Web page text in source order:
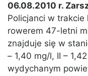
06.08.2010 r.
Policjanci w
rowerem 47-letni
znajduje się w
– 1,40 mg/l, II –
wydychanym